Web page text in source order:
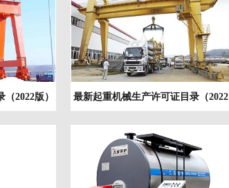
2022版） 最新起重机械生产许可证目录（2022
版）